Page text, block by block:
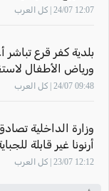
12:07 24/07 | كل العرب
بلدية كفر قرع
ورياض الأطفال
2026–2027
09:48 24/07 | كل العرب
وزارة الداخلية
أرنونا غير قابلة
12:12 23/07 | كل العرب